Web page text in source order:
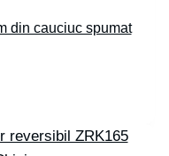
din cauciuc spumat